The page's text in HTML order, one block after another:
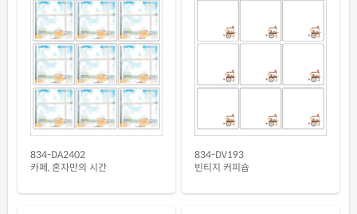
흰색 무광 방수 시치미 잉크젯
RV834WU-DV152잉크젯 전용
재질설명
흰색 광택 방수 시치미 잉크젯
RV834LU-DV152잉크젯 전용
재질설명
흰색 광택 레이저 재질설명
RV834LG-DV152레이저 전용
834-DA2402
카페, 혼자만의 시간
834-DV193
빈티지 커피숍